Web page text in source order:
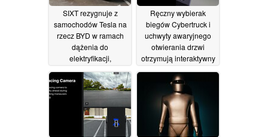
SIXT rezygnuje z
samochodów Tesla na
rzecz BYD w ramach
dążenia do
elektryfikacji,
fatalne koszty
amortyzacji i napraw
07/12/2023
Ręczny wybierak
biegów Cybertruck i
uchwyty awaryjnego
otwierania drzwi
otrzymują interaktywny
06/12/2023